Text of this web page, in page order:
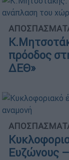
πρόοδος
ΔΕΘ»
Ευζώνους